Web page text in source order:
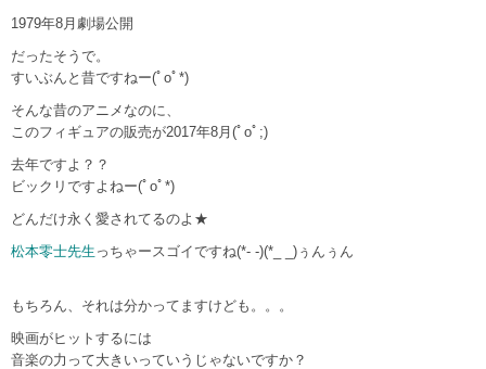
1979年8月劇場公開
だったそうで。
すいぶんと昔ですねー(ﾟoﾟ*)
そんな昔のアニメなのに、
このフィギュアの販売が2017年8月(ﾟoﾟ;)
去年ですよ？？
ビックリですよねー(ﾟoﾟ*)
どんだけ永く愛されてるのよ★
松本零士先生 っちゃースゴイですね(*- -)(*_ _)ぅんぅん
もちろん、それは分かってますけども。。。
映画がヒットするには
音楽の力って大きいっていうじゃないですか？